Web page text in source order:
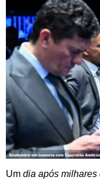
Um dia após milhares